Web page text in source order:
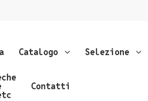
Catalogo Selezione
Contatti